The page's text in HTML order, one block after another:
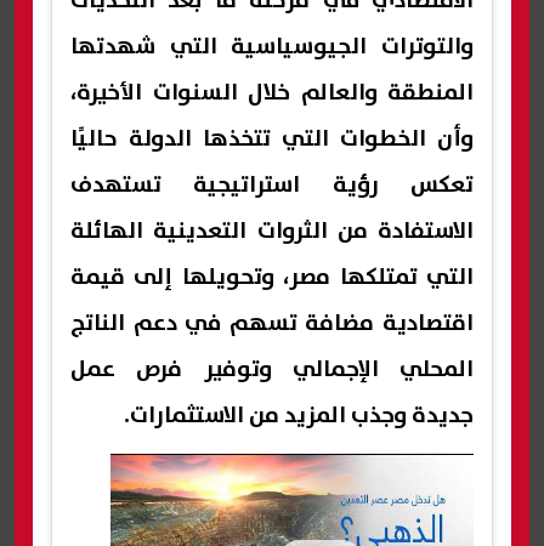
والتوترات الجيوسياسية التي شهدتها
المنطقة والعالم خلال السنوات الأخيرة،
وأن الخطوات التي تتخذها الدولة حاليًا
تعكس رؤية استراتيجية تستهدف
الاستفادة من الثروات التعدينية الهائلة
التي تمتلكها مصر، وتحويلها إلى قيمة
اقتصادية مضافة تسهم في دعم الناتج
المحلي الإجمالي وتوفير فرص عمل
جديدة وجذب المزيد من الاستثمارات.